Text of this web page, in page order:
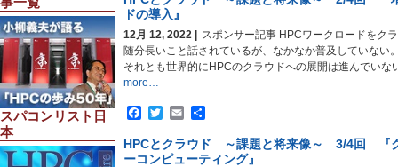
スパコンリスト日
本
ドの導入』
12月 12, 2022 |
スポンサー記事 HPCワークロードをク
随分長いこと話されているが、なかなか普及していない
それとも世界的にHPCのクラウドへの展開は進んでいな
more…
Facebook
TwitterEmail
共
HPCとクラウド ～課題と将来像～ 3/4回 『
ーコンピューティング』